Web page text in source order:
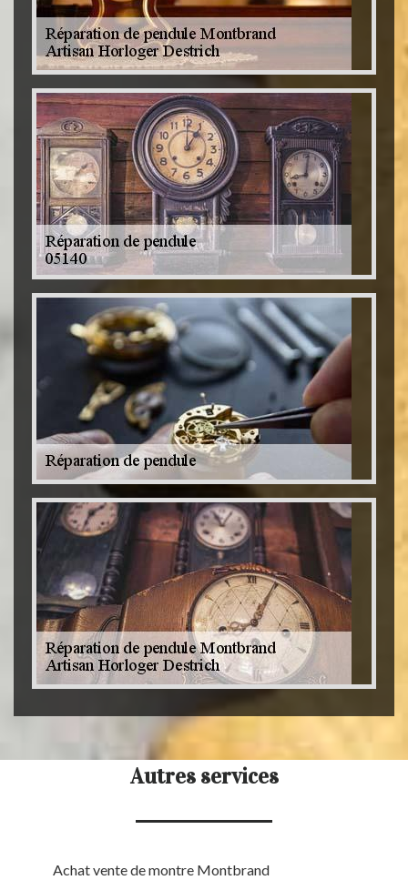
Autres services
Achat vente de montre Montbrand